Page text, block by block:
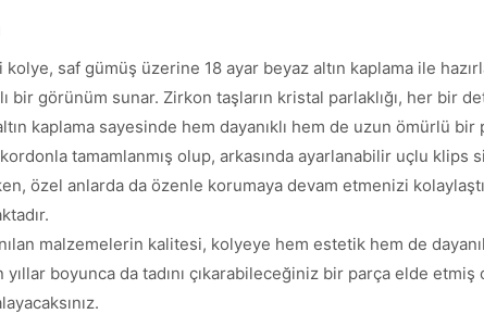
saf gümüş üzerine 18 ayar beyaz altın kaplama ile
bir görünüm sunar. Zirkon taşların kristal parlaklığı, her
kaplama sayesinde hem dayanıklı hem de uzun ömürlü
tamamlanmış olup, arkasında ayarlanabilir uçlu
özel anlarda da özenle korumaya devam etmenizi
malzemelerin kalitesi, kolyeye hem estetik hem de
yıllar boyunca da tadını çıkarabileceğiniz bir parça elde